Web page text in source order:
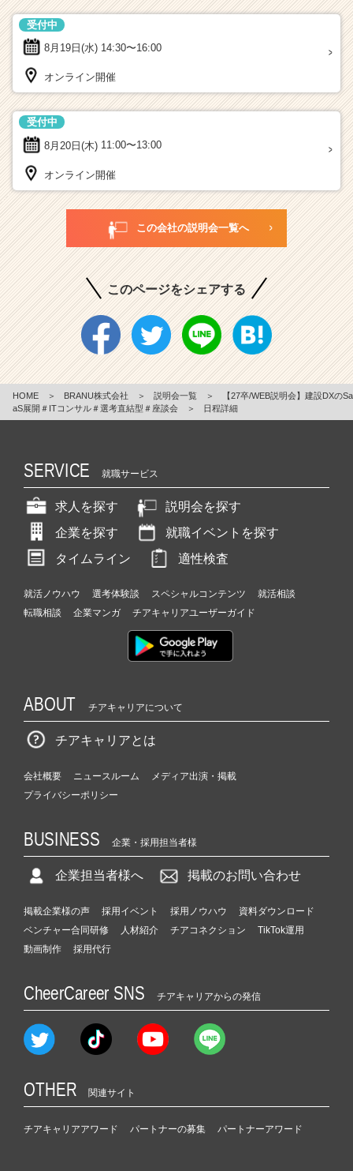
8月19日(水) 14:30〜16:00
受付中
オンライン開催
8月20日(木) 11:00〜13:00
受付中
オンライン開催
この会社の説明会一覧へ
このページをシェアする
HOME ＞ BRANU株式会社 ＞ 説明会一覧 ＞
【27卒/WEB説明会】建設DXのSa
aS展開＃ITコンサル＃選考直結型＃座談会
＞ 日程詳細
SERVICE 就職サービス
求人を探す
説明会を探す
企業を探す
就職イベントを探す
タイムライン
適性検査
就活ノウハウ 選考体験談 スペシャルコンテンツ
就活相談
転職相談
企業マンガ チアキャリアユーザーガイド
ABOUT チアキャリアについて
チアキャリアとは
会社概要 ニュースルーム
メディア出演・掲載
プライバシーポリシー
BUSINESS 企業・採用担当者様
企業担当者様へ 掲載のお問い合わせ
掲載企業様の声 採用イベント 採用ノウハウ
資料ダウンロード
ベンチャー合同研修
人材紹介 チアコネクション
TikTok運用
動画制作
採用代行
CheerCareer SNS チアキャリアからの発信
OTHER 関連サイト
チアキャリアアワード パートナーの募集 パートナーアワード